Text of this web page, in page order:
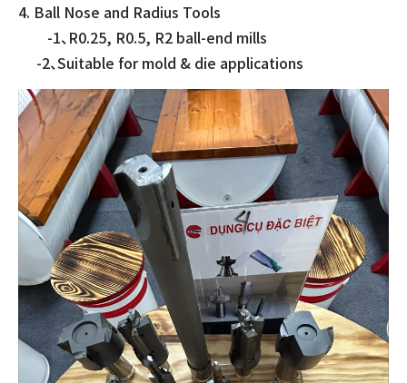
4. Ball Nose and Radius Tools
-1、R0.25, R0.5, R2 ball-end mills
-2、Suitable for mold & die applications